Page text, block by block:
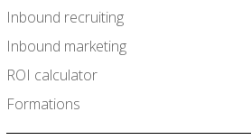
Inbound recruiting
Inbound marketing
ROI calculator
Formations